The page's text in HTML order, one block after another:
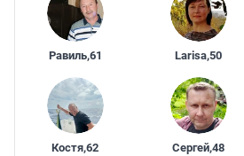
Равиль,61 Larisa,50
Костя,62 Сергей,48